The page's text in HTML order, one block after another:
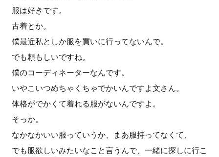
服は好きです。
古着とか。
僕最近私としか服を買いに行ってないんで。
でも頼もしいですね。
僕のコーディネーターなんです。
いやこいつめちゃくちゃでかいんですよ文さん。
体格がでかくて着れる服がないんですよ。
そっか。
なかなかいい服っていうか、まあ服持ってなくて、
でも服欲しいみたいなこと言うんで、一緒に探しに行こ